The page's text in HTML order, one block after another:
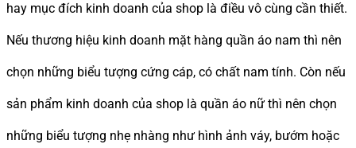
hay mục đích kinh doanh của shop là điều vô cùng cần thiết.
Nếu thương hiệu kinh doanh mặt hàng quần áo nam thì nên
chọn những biểu tượng cứng cáp, có chất nam tính. Còn nếu
sản phẩm kinh doanh của shop là quần áo nữ thì nên chọn
những biểu tượng nhẹ nhàng như hình ảnh váy, bướm hoặc